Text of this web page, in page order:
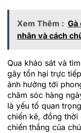
Xem Thêm : Gà
nhân và cách
Qua khảo sát và
gây tổn hại trực
ảnh hưởng tới
chăm sóc hàng
là yếu tố quan
chiến kê, đồng thời
chiến thắng của